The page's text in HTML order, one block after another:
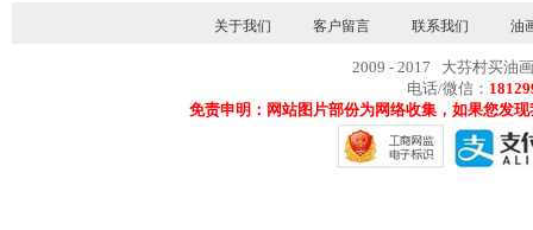
关于我们 客户留言 联系我们 油
2009 - 2017 大芬村买油
电话/微信：
免责申明：网站图片部份为网络收集，如果您发